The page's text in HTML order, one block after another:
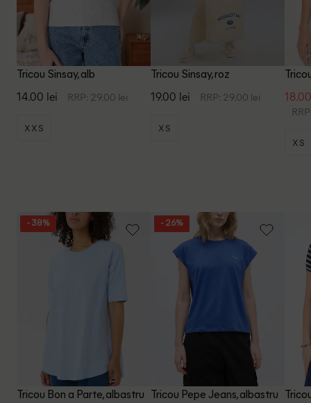
Tricou Sinsay, alb
14.00 lei RRP: 29.00 lei
XXS
Tricou Sinsay, roz
19.00 lei RRP: 29.00 lei
XS
XS
- 38%
Tricou Bon a Parte, albastru
- 26%
Tricou Pepe Jeans, albastru